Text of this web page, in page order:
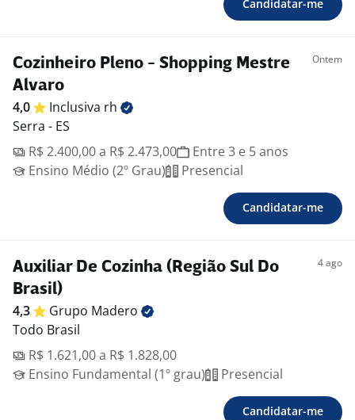
Candidatar-me
Cozinheiro Pleno - Shopping Mestre
Alvaro
Ontem
4,0 Inclusiva rh
Serra - ES
R$ 2.400,00 a R$ 2.473,00
Entre 3 e 5 anos
Ensino Médio (2º Grau)
Presencial
Candidatar-me
Auxiliar De Cozinha (Região Sul Do
Brasil)
4 ago
4,3 Grupo Madero
Todo Brasil
R$ 1.621,00 a R$ 1.828,00
Ensino Fundamental (1º grau)
Presencial
Candidatar-me